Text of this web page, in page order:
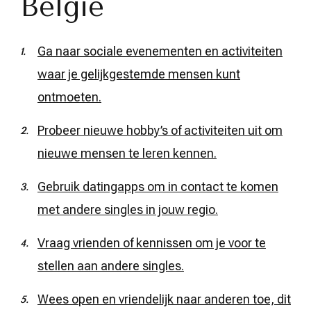
België
Ga naar sociale evenementen en activiteiten
waar je gelijkgestemde mensen kunt
ontmoeten.
Probeer nieuwe hobby’s of activiteiten uit om
nieuwe mensen te leren kennen.
Gebruik datingapps om in contact te komen
met andere singles in jouw regio.
Vraag vrienden of kennissen om je voor te
stellen aan andere singles.
Wees open en vriendelijk naar anderen toe, dit